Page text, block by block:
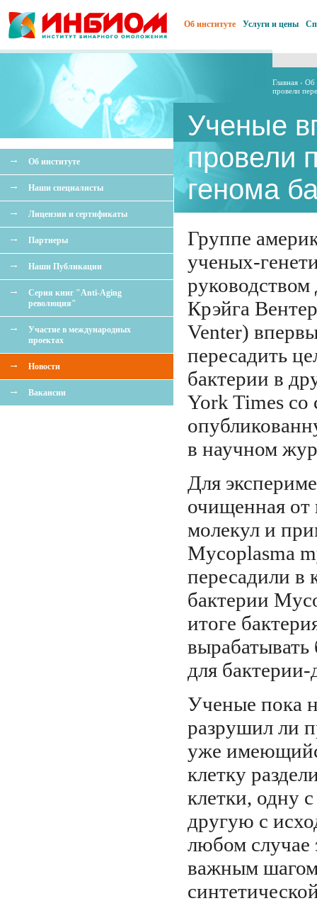
Об институте Услуги и цены
Об институте
Наши специалисты
Лицензии и сертификаты
Партнеры
Наши Публикации
Серия книг "Anti-Aging
революция"
Участие в международных
проектах
Новости
Вакансии
Главная › Об
провели
Ученые
провели
генома
Группе
ученых-
руководством
Крэйга
Venter)
пересадить
бактерии в
York Times со
в научном
Для
очищенная
молекул и
Mycoplasma
пересадили в
бактерии
итоге
вырабатывать
для
Ученые пока
разрушил ли
уже
клетку
клетки, одну
другую с
любом случае
важным